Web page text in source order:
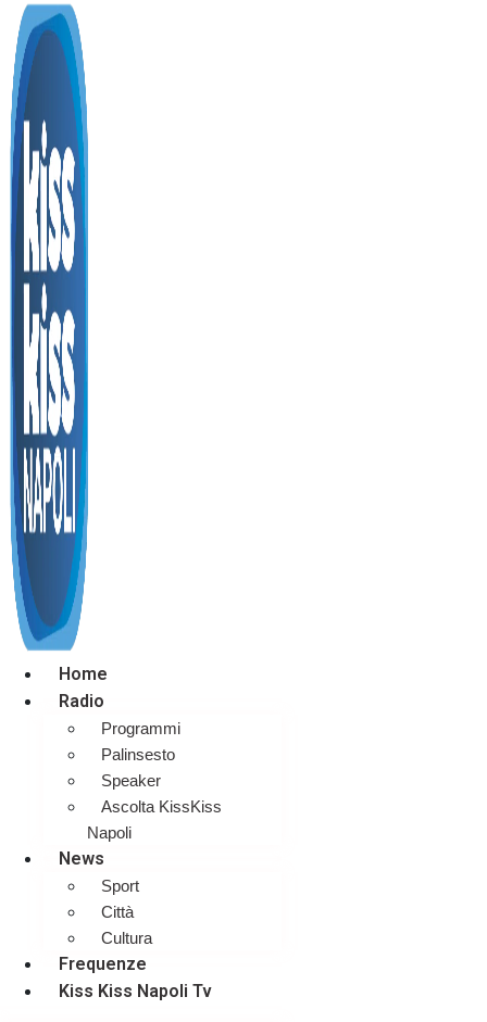
Home
Radio
Programmi
Palinsesto
Speaker
Ascolta KissKiss
Napoli
News
Sport
Città
Cultura
Frequenze
Kiss Kiss Napoli Tv